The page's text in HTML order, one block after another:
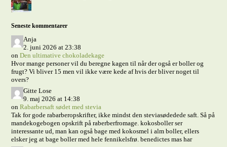
Seneste kommentarer
Anja
2. juni 2026 at 23:38
onDen ultimative chokoladekage
Hvor mange personer vil du beregne kagen til når der også er boller og
frugt? Vi bliver 15 men vil ikke være kede af hvis der bliver noget til
overs?
Gitte Lose
9. maj 2026 at 14:38
onRabarbersaft sødet med stevia
Tak for gode rabarberopskrifter, ikke mindst den steviasødedede saft. Så på
mandekogebogen opskrift på raberberfromage. kokosboller ser
interessante ud, man kan også bage med kokosmel i alm boller, ellers
elsker jeg at bage boller med hele fennikelsfrø. benedictes mas har